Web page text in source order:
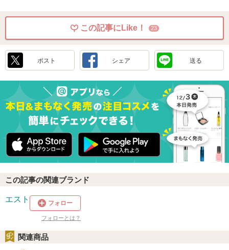
この記事にLike！ 23
ポスト シェア 送る
この記事の関連ブランド
エスト フォロー
フォローとは？
関連商品